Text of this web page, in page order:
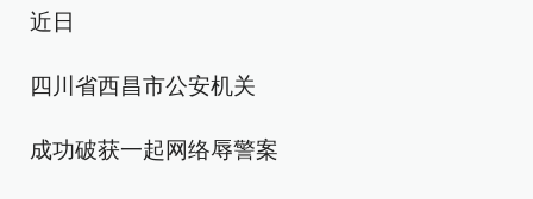
近日
四川省西昌市公安机关
成功破获一起网络辱警案